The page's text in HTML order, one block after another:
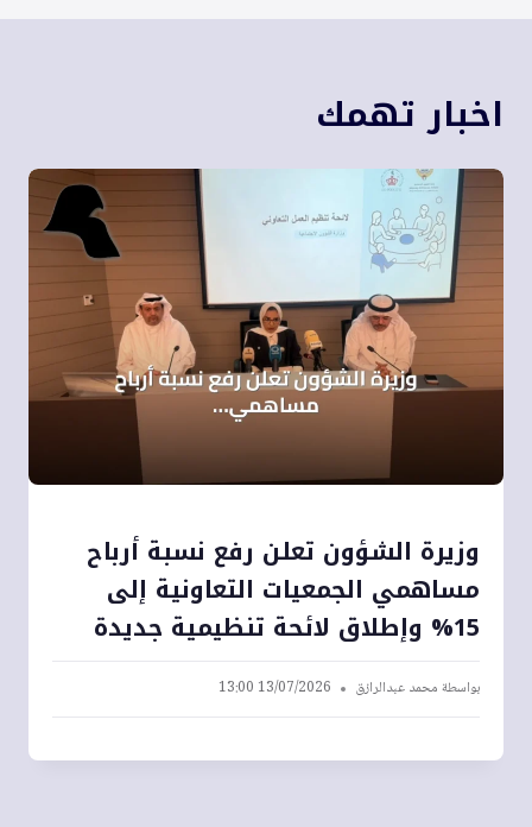
اخبار تهمك
وزيرة الشؤون تعلن رفع نسبة أرباح
مساهمي الجمعيات التعاونية إلى
15% وإطلاق لائحة تنظيمية جديدة
بواسطةمحمد عبدالرازق 13/07/2026 13:00